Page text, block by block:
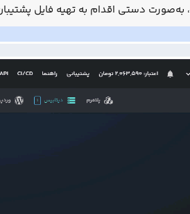
، به‌صورت دستی اقدام به تهیه فایل